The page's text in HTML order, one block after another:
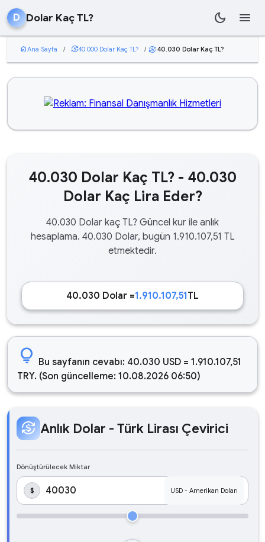
D Dolar Kaç TL? dark_mode menu
homeAna Sayfa / currency_exchange40.000 Dolar Kaç TL? / currency_exchange 40.030 Dolar Kaç TL?
40.030 Dolar Kaç TL? - 40.030
Dolar Kaç Lira Eder?
40.030 Dolar kaç TL? Güncel kur ile anlık
hesaplama. 40.030 Dolar, bugün 1.910.107,51 TL
etmektedir.
40.030 Dolar =1.910.107,51TL
lightbulb Bu sayfanın cevabı: 40.030 USD = 1.910.107,51
TRY. (Son güncelleme: 10.08.2026 06:50)
currency_exchange Anlık Dolar - Türk Lirası Çevirici
Dönüştürülecek Miktar
$